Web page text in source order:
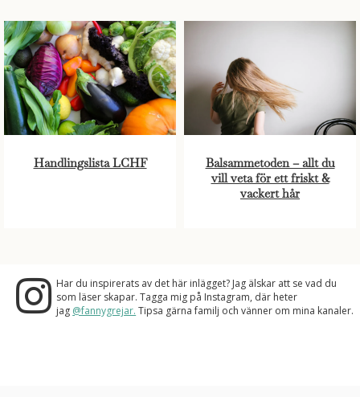
Handlingslista LCHF
Balsammetoden – allt du
vill veta för ett friskt &
vackert hår
Har du inspirerats av det här inlägget? Jag älskar att se vad du
som läser skapar. Tagga mig på Instagram, där heter
jag @fannygrejar. Tipsa gärna familj och vänner om mina kanaler.